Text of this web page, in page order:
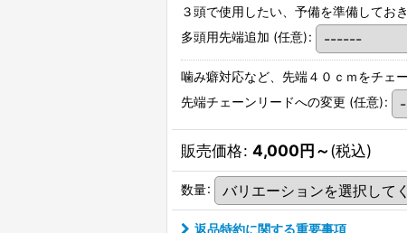
３頭で使用したい、予備を準備してお
多頭用先端追加 (任意):
噛み癖対応など、先端４０ｃｍをチェ
先端チェーンリードへの変更 (任意):
販売価格: 4,000円～(税込)
数量:
返品特約に関する重要事項